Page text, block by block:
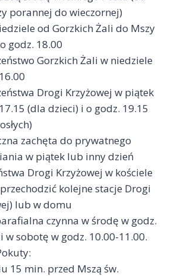
porannej do wieczornej)
od Gorzkich Żali do Mszy
godz. 18.00
Gorzkich Żali w niedziele
Drogi Krzyżowej w piątek
(dla dzieci) i o godz. 19.15
zachęta do prywatnego
w piątek lub inny dzień
Drogi Krzyżowej w kościele
kolejne stacje Drogi
lub w domu
czynna w środę w godz.
w sobotę w godz. 10.00-11.00.
15 min. przed Mszą św.